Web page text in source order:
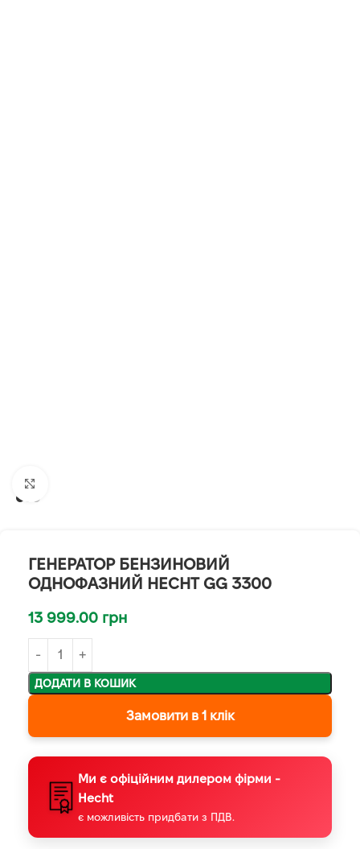
ГЕНЕРАТОР БЕНЗИНОВИЙ
ОДНОФАЗНИЙ HECHT GG 3300
13 999.00 грн
ДОДАТИ В КОШИК
Замовити в 1 клік
Ми є офіційним дилером фірми -
Hecht
є можливість придбати з ПДВ.